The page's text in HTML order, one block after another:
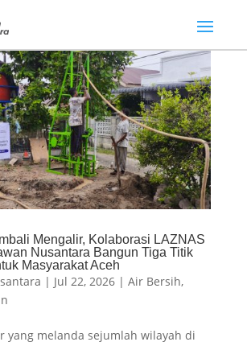
Mengalir, Kolaborasi LAZNAS
Nusantara Bangun Tiga Titik
Masyarakat Aceh
| Jul 22, 2026| Air Bersih,
yang melanda sejumlah wilayah di